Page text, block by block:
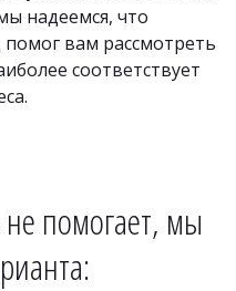
надеемся, что
вам рассмотреть
соответствует
помогает, мы